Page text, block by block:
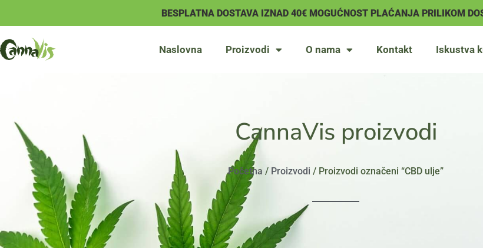
BESPLATNA DOSTAVA IZNAD 40€ MOGUĆNOST PLAĆANJA PRILIKOM
Naslovna Proizvodi O nama Kontakt Iskustva
CannaVis proizvodi
Početna / Proizvodi / Proizvodi označeni “CBD ulje”